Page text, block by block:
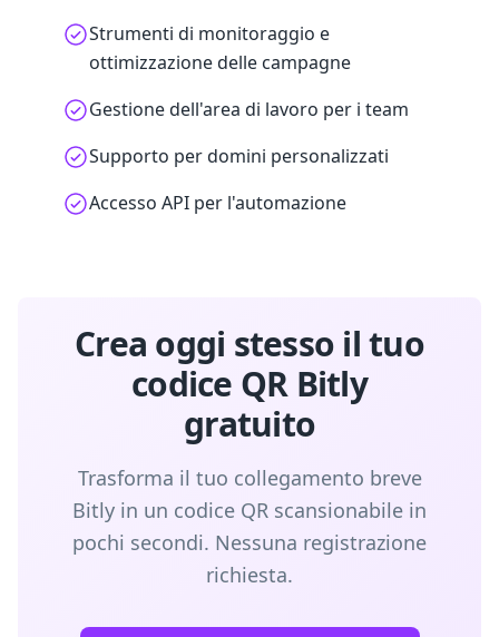
Strumenti di monitoraggio e
ottimizzazione delle campagne
Gestione dell'area di lavoro per i team
Supporto per domini personalizzati
Accesso API per l'automazione
Crea oggi stesso il tuo
codice QR Bitly
gratuito
Trasforma il tuo collegamento breve
Bitly in un codice QR scansionabile in
pochi secondi. Nessuna registrazione
richiesta.